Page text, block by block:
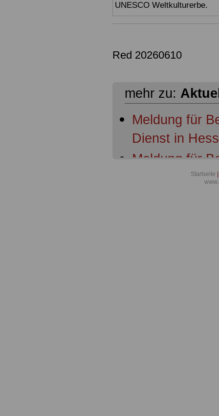
UNESCO Weltkulturerbe.
Red 20260610
mehr zu:
Meldung für
Dienst in
Meldung für
Dienst inStartseite